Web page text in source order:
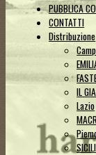
PUBBLICA
CONTATTI
Distribuzione
IL
Lazio